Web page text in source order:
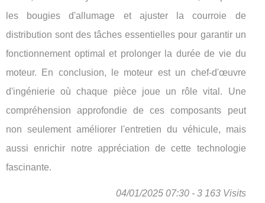
les bougies d'allumage et ajuster la courroie de
distribution sont des tâches essentielles pour garantir un
fonctionnement optimal et prolonger la durée de vie du
moteur. En conclusion, le moteur est un chef-d'œuvre
d'ingénierie où chaque pièce joue un rôle vital. Une
compréhension approfondie de ces composants peut
non seulement améliorer l'entretien du véhicule, mais
aussi enrichir notre appréciation de cette technologie
fascinante.
04/01/2025 07:30 - 3 163 Visits